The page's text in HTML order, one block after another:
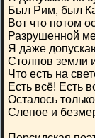
Был Рим, был
Вот что потом
Разрушенной
Я даже
Столпов земли
Что есть на
Есть всё! Есть
Осталось
Слепое и